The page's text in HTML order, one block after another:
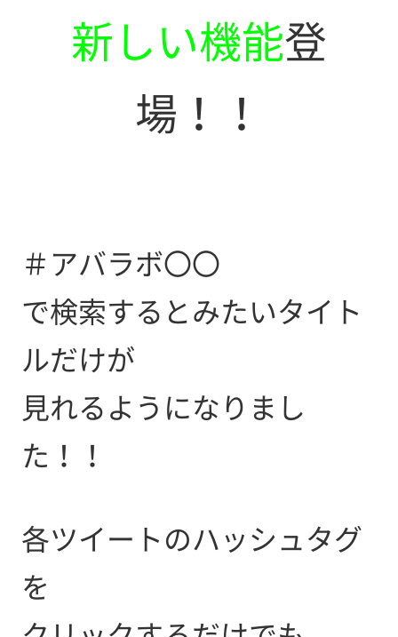
新しい機能登
場！！
＃アバラボ〇〇
で検索するとみたいタイト
ルだけが
見れるようになりまし
た！！
各ツイートのハッシュタグ
を